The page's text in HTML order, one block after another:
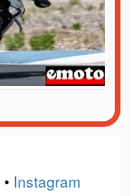
• Instagram